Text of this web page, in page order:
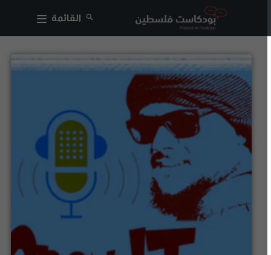
القائمة